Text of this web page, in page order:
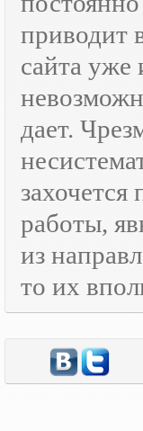
приводит
сайта уже
дает.
работы,
из
то их